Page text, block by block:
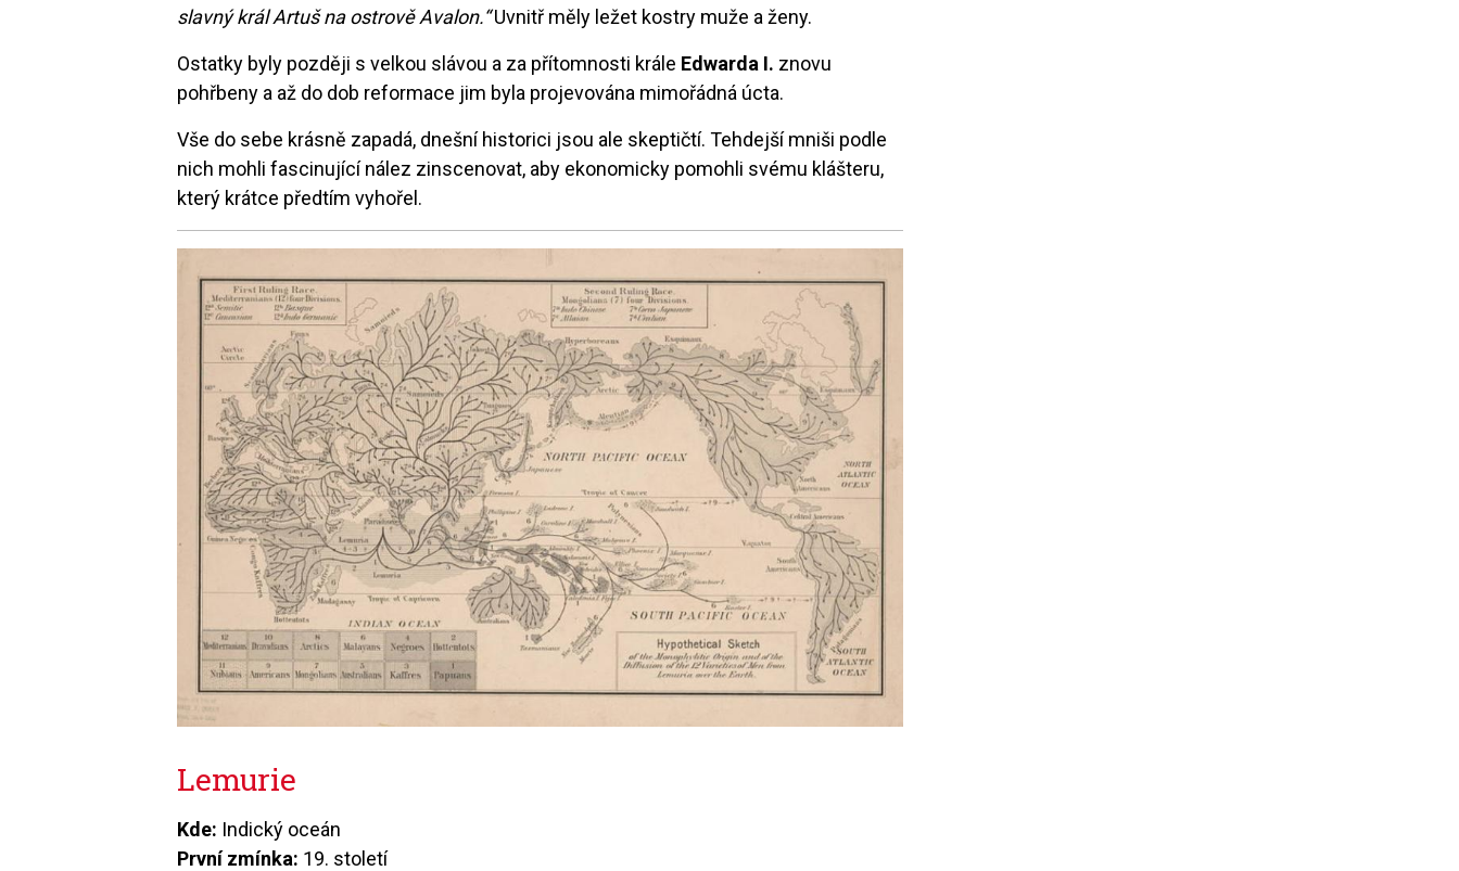
slavný král Artuš na ostrově Avalon.“Uvnitř měly ležet kostry muže a ženy.
Ostatky byly později s velkou slávou a za přítomnosti krále Edwarda I. znovu
pohřbeny a až do dob reformace jim byla projevována mimořádná úcta.
Vše do sebe krásně zapadá, dnešní historici jsou ale skeptičtí. Tehdejší mniši podle
nich mohli fascinující nález zinscenovat, aby ekonomicky pomohli svému klášteru,
který krátce předtím vyhořel.
Lemurie
Kde: Indický oceán
První zmínka: 19. století